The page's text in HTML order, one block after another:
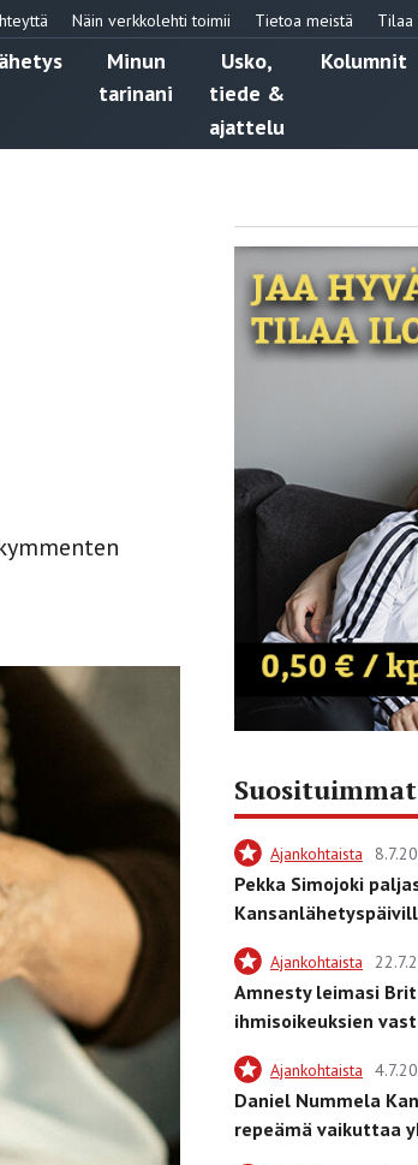
Näin verkkolehti toimii Tietoa meistä Tilaa
Minun
tarinani
Usko,
tiede &
ajattelu
Kolumnit
Suosituimmat
Ajankohtaista
Pekka Simojoki
Ajankohtaista
Amnesty leimasi
ihmisoikeuksien
Ajankohtaista
Daniel Nummela
repeämä vaikuttaa